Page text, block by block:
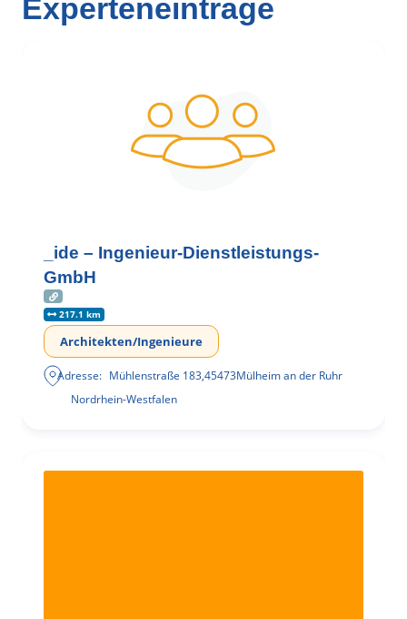
Experteneinträge
_ide – Ingenieur-Dienstleistungs-
GmbH
217.1 km
Architekten/Ingenieure
Adresse: Mühlenstraße 183,45473Mülheim an der Ruhr
Nordrhein-Westfalen